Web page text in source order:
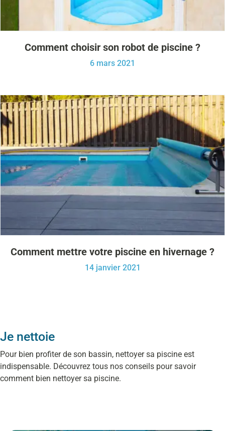
Comment choisir son robot de piscine ?
6 mars 2021
Comment mettre votre piscine en hivernage ?
14 janvier 2021
Je nettoie
Pour bien profiter de son bassin, nettoyer sa piscine est
indispensable. Découvrez tous nos conseils pour savoir
comment bien nettoyer sa piscine.